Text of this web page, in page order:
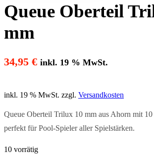
Queue Oberteil
mm
34,95 € inkl. 19 % MwSt.
inkl. 19 % MwSt. zzgl. Versandkosten
Queue Oberteil Trilux 10 mm aus Ahorn mit
perfekt für Pool-Spieler aller Spielstärken.
10 vorrätig